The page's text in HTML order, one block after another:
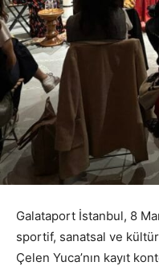
Galataport İstanbul, 8
sportif, sanatsal ve
Çelen Yuca’nın kayıt